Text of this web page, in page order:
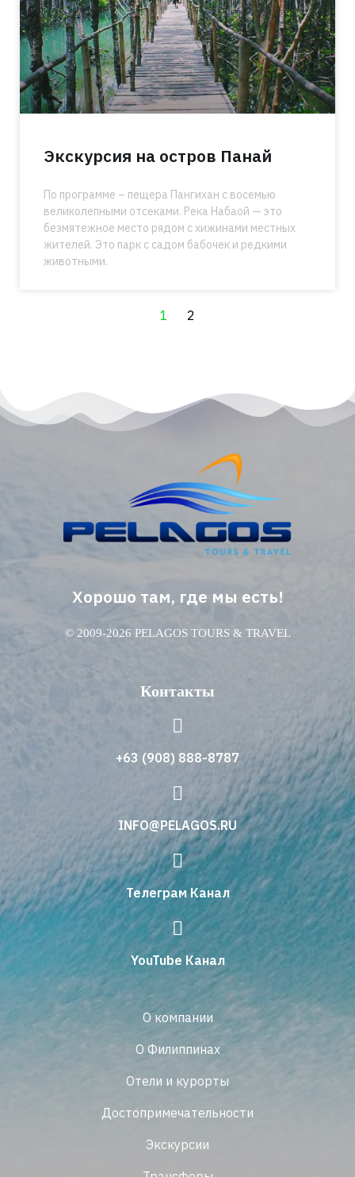
Экскурсия на остров Панай
По программе – пещера Пангихан с восемью
великолепными отсеками. Река Набаой — это
безмятежное место рядом с хижинами местных
жителей. Это парк с садом бабочек и редкими
животными.
1 2
Хорошо там, где мы есть!
© 2009-2026 PELAGOS TOURS & TRAVEL
Контакты
+63 (908) 888-8787
INFO@PELAGOS.RU
Телеграм Канал
YouTube Канал
О компании
О Филиппинах
Отели и курорты
Достопримечательности
Экскурсии